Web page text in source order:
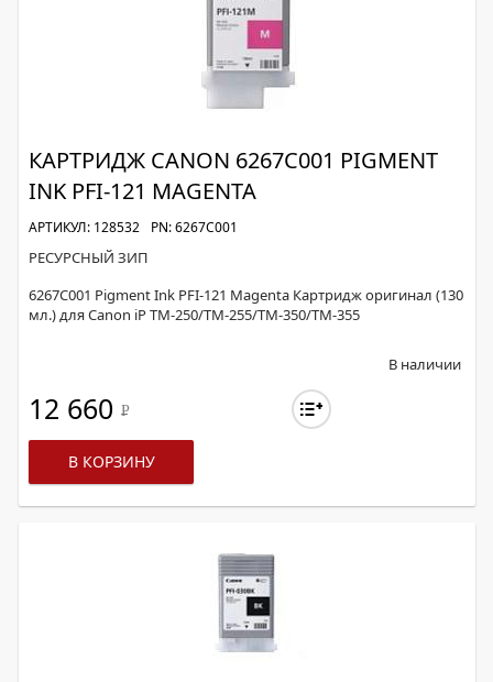
КАРТРИДЖ CANON 6267C001 PIGMENT
INK PFI-121 MAGENTA
АРТИКУЛ: 128532 PN: 6267C001
РЕСУРСНЫЙ ЗИП
6267C001 Pigment Ink PFI-121 Magenta Картридж оригинал (130
мл.) для Canon iP TM-250/TM-255/TM-350/TM-355
В наличии
12 660 Р
В КОРЗИНУ